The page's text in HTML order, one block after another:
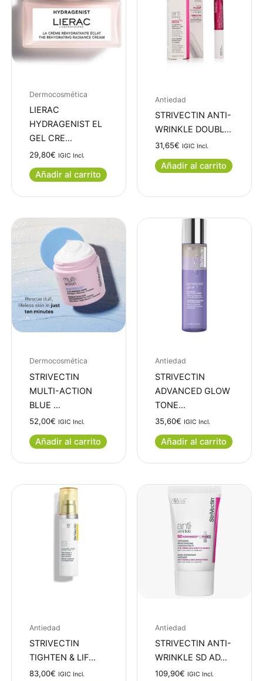
Dermocosmética
LIERAC
HYDRAGENIST EL
GEL CRE…
29,80€ IGIC Incl.
Añadir al carrito
Antiedad
STRIVECTIN ANTI-
WRINKLE DOUBL…
31,65€ IGIC Incl.
Añadir al carrito
Dermocosmética
STRIVECTIN
MULTI-ACTION
BLUE …
52,00€ IGIC Incl.
Añadir al carrito
Antiedad
STRIVECTIN
ADVANCED GLOW
TONE…
35,60€ IGIC Incl.
Añadir al carrito
Antiedad
STRIVECTIN
TIGHTEN & LIF…
83,00€ IGIC Incl.
Antiedad
STRIVECTIN ANTI-
WRINKLE SD AD…
109,90€ IGIC Incl.